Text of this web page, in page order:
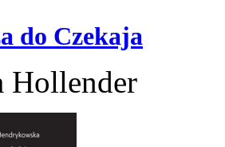
do Czekaja
Hollender